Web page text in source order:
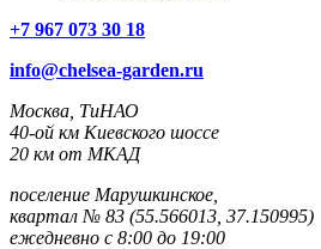
+7 967 073 30 18
info@chelsea-garden.ru
Москва, ТиНАО
40-ой км Киевского шоссе
20 км от МКАД
поселение Марушкинское,
квартал № 83 (55.566013, 37.150995)
ежедневно с 8:00 до 19:00